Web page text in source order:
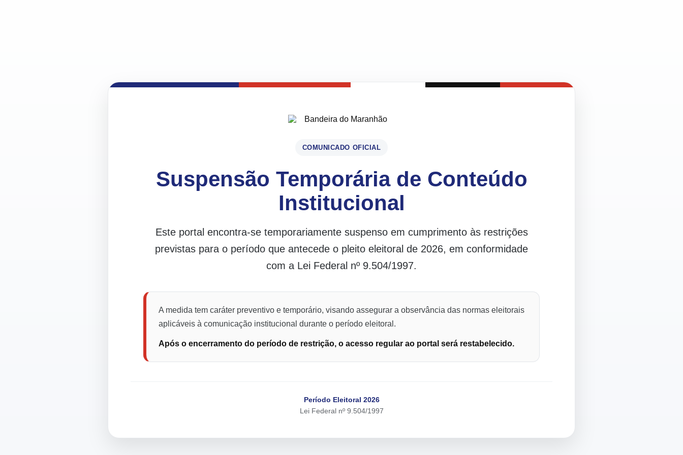
COMUNICADO OFICIAL
Suspensão Temporária de Conteúdo
Institucional
Este portal encontra-se temporariamente suspenso em cumprimento às restrições
previstas para o período que antecede o pleito eleitoral de 2026, em conformidade
com a Lei Federal nº 9.504/1997.
A medida tem caráter preventivo e temporário, visando assegurar a observância das normas eleitorais
aplicáveis à comunicação institucional durante o período eleitoral.
Após o encerramento do período de restrição, o acesso regular ao portal será restabelecido.
Período Eleitoral 2026
Lei Federal nº 9.504/1997